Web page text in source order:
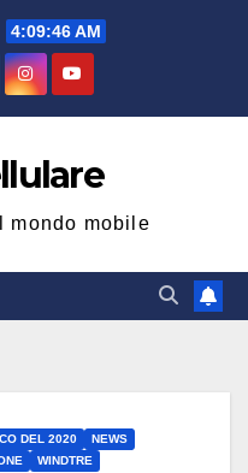
4:09:46 AM
mondo mobile
DEL 2020
NEWS
WINDTRE